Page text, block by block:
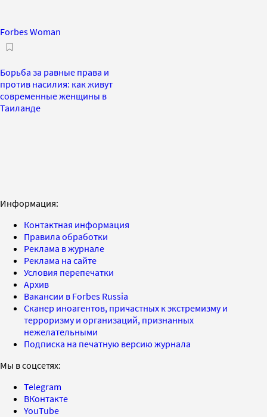
Forbes Woman
Борьба за равные права и
против насилия: как живут
современные женщины в
Таиланде
Информация:
Контактная информация
Правила обработки
Реклама в журнале
Реклама на сайте
Условия перепечатки
Архив
Вакансии в Forbes Russia
Сканер иноагентов, причастных к экстремизму и
терроризму и организаций, признанных
нежелательными
Подписка на печатную версию журнала
Мы в соцсетях:
Telegram
ВКонтакте
YouTube